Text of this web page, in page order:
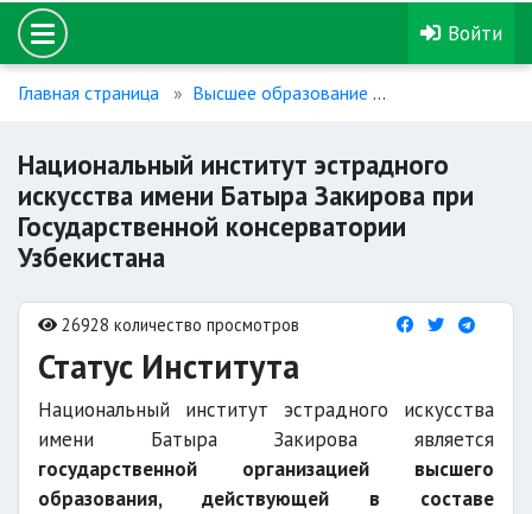
Войти
Главная страница Высшее образование
Национальный институт эстрадного
искусства имени Батыра Закирова при
Государственной консерватории
Узбекистана
26928 количество просмотров
Статус Института
Национальный институт эстрадного искусства
имени Батыра Закирова является
государственной организацией высшего
образования, действующей в составе